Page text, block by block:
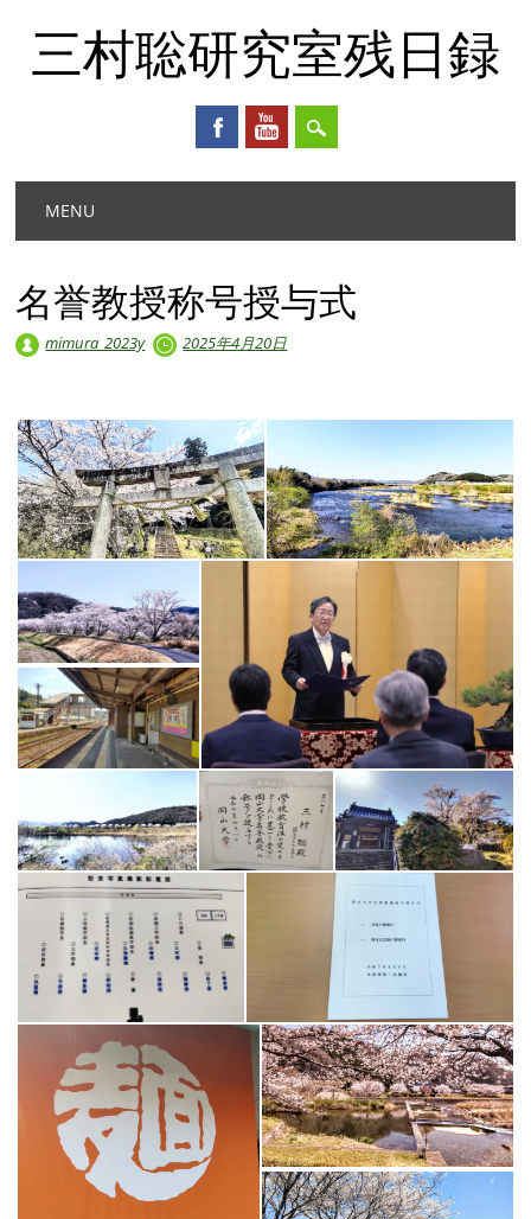
三村聡研究室残日録
Main menu
MENU
名誉教授称号授与式
mimura_2023y 2025年4月20日